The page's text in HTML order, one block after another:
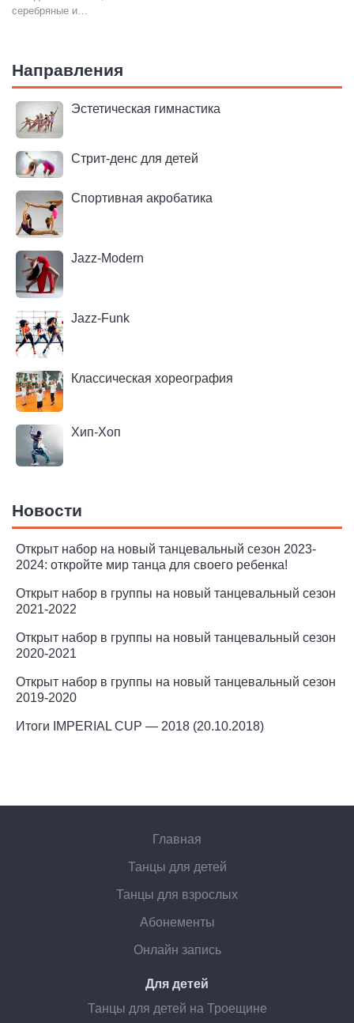
серебряные и…
Направления
Эстетическая гимнастика
Стрит-денс для детей
Спортивная акробатика
Jazz-Modern
Jazz-Funk
Классическая хореография
Хип-Хоп
Новости
Открыт набор на новый танцевальный сезон 2023-
2024: откройте мир танца для своего ребенка!
Открыт набор в группы на новый танцевальный сезон
2021-2022
Открыт набор в группы на новый танцевальный сезон
2020-2021
Открыт набор в группы на новый танцевальный сезон
2019-2020
Итоги IMPERIAL CUP — 2018 (20.10.2018)
Главная
Танцы для детей
Танцы для взрослых
Абонементы
Онлайн запись
Для детей
Танцы для детей на Троещине